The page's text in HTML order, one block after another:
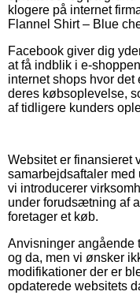
klogere på internet
Flannel Shirt – Blue
Facebook giver dig
at få indblik i e-
internet shops hvor det
deres købsoplevelse,
af tidligere kunders
Websitet er finansieret
samarbejdsaftaler
vi introducerer
under forudsætning af
foretager et køb.
Anvisninger angående
og da, men vi ønsker
modifikationer der er
opdaterede websitets